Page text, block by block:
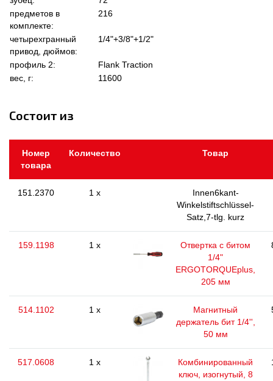
предметов в
комплекте:
216
четырехгранный
привод, дюймов:
1/4"+3/8"+1/2"
профиль 2:
Flank Traction
вес, г:
11600
Состоит из
Номер
товара
Количество Товар
151.2370 1 x
Innen6kant-
Winkelstiftschlüssel-
Satz,7-tlg. kurz
159.1198 1 x
Отвертка с битом
1/4"
ERGOTORQUEplus,
205 мм
514.1102 1 x
Магнитный
держатель бит 1/4'',
50 мм
517.0608 1 x
Комбинированный
ключ, изогнутый, 8